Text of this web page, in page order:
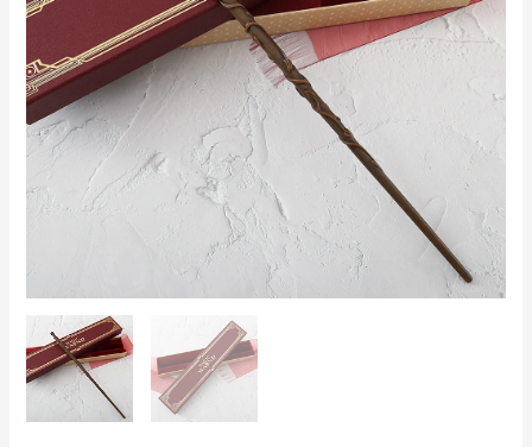
y
Caja
de
Terciopelo,
Colección
Oficial
Harry